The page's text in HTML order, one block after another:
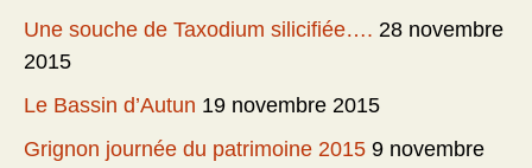
Une souche de Taxodium silicifiée…. 28 novembre
2015
Le Bassin d’Autun 19 novembre 2015
Grignon journée du patrimoine 2015 9 novembre